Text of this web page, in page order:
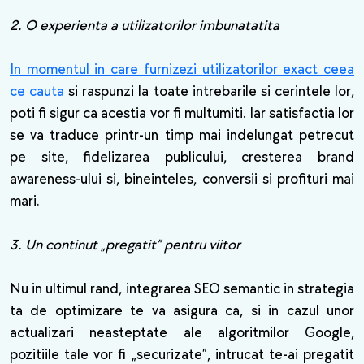
2. O experienta a utilizatorilor imbunatatita
In momentul in care furnizezi utilizatorilor exact ceea
ce cauta si raspunzi la toate intrebarile si cerintele lor,
poti fi sigur ca acestia vor fi multumiti. Iar satisfactia lor
se va traduce printr-un timp mai indelungat petrecut
pe site, fidelizarea publicului, cresterea brand
awareness-ului si, bineinteles, conversii si profituri mai
mari.
3. Un continut „pregatit” pentru viitor
Nu in ultimul rand, integrarea SEO semantic in strategia
ta de optimizare te va asigura ca, si in cazul unor
actualizari neasteptate ale algoritmilor Google,
pozitiile tale vor fi „securizate”, intrucat te-ai pregatit